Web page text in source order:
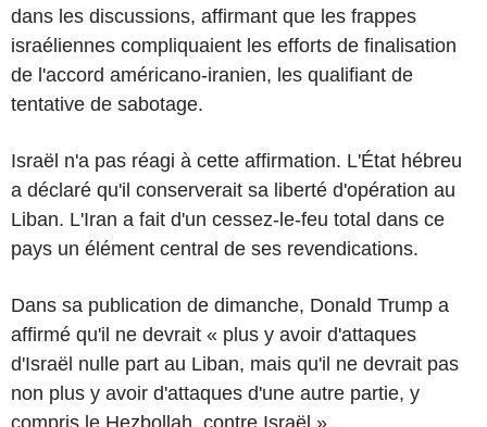
dans les discussions, affirmant que les frappes
israéliennes compliquaient les efforts de finalisation
de l'accord américano-iranien, les qualifiant de
tentative de sabotage.
Israël n'a pas réagi à cette affirmation. L'État hébreu
a déclaré qu'il conserverait sa liberté d'opération au
Liban. L'Iran a fait d'un cessez-le-feu total dans ce
pays un élément central de ses revendications.
Dans sa publication de dimanche, Donald Trump a
affirmé qu'il ne devrait « plus y avoir d'attaques
d'Israël nulle part au Liban, mais qu'il ne devrait pas
non plus y avoir d'attaques d'une autre partie, y
compris le Hezbollah, contre Israël ».